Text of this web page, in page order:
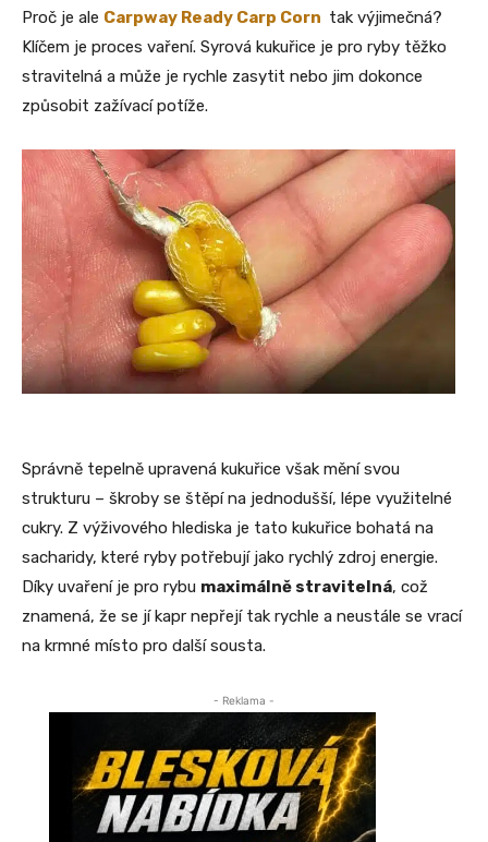
Proč je ale Carpway Ready Carp Corn tak výjimečná?
Klíčem je proces vaření. Syrová kukuřice je pro ryby těžko
stravitelná a může je rychle zasytit nebo jim dokonce
způsobit zažívací potíže.
Správně tepelně upravená kukuřice však mění svou
strukturu – škroby se štěpí na jednodušší, lépe využitelné
cukry. Z výživového hlediska je tato kukuřice bohatá na
sacharidy, které ryby potřebují jako rychlý zdroj energie.
Díky uvaření je pro rybu maximálně stravitelná, což
znamená, že se jí kapr nepřejí tak rychle a neustále se vrací
na krmné místo pro další sousta.
- Reklama -